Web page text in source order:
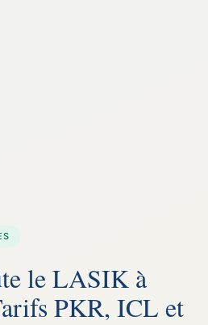
le LASIK à
PKR, ICL et